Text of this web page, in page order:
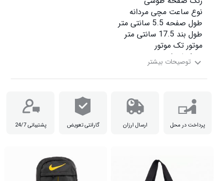
ضدآب نمی باشد
پرداخت در محل ارسال ارزان گارانتی تعویض پشتیبانی 24/7